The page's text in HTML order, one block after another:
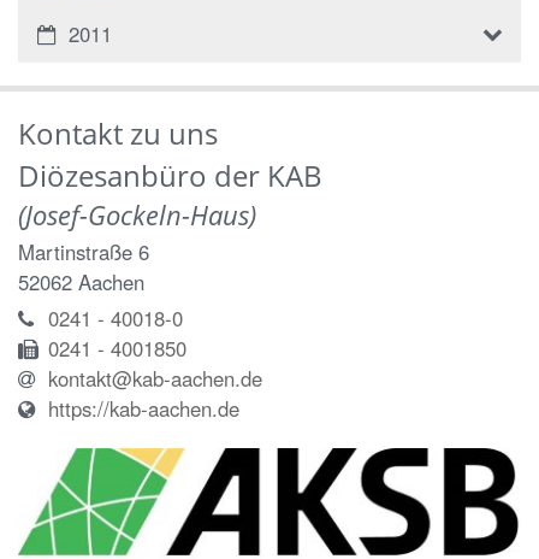
2011
Kontakt zu uns
Diözesanbüro der KAB
(Josef-Gockeln-Haus)
Martinstraße 6
52062 Aachen
0241 - 40018-0
0241 - 4001850
kontakt@kab-aachen.de
https://kab-aachen.de